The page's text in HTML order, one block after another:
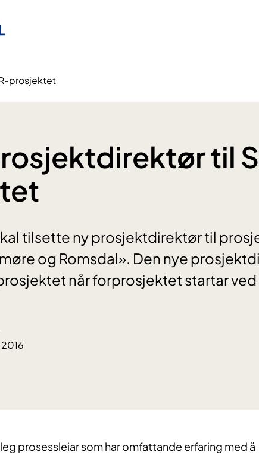
prosjektet
til
tilsette ny prosjektdirektør til
og Romsdal». Den nye
når forprosjektet startar
prosessleiar som har omfattande erfaring med å